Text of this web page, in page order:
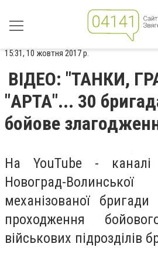
15:31, 10 жовтня 2017 р.
ВІДЕО: "ТАНКИ,
"АРТА"... 30
бойове
На YouTube - каналі
Новоград-
механізованої
проходження
військових підрозділів